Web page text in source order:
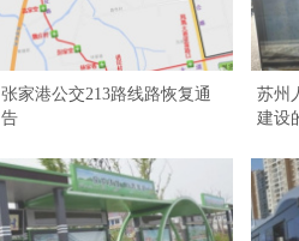
张家港公交213路线路恢复通
告
苏州
建设